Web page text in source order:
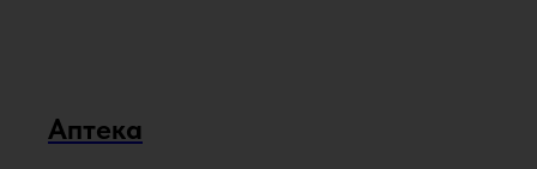
Аптека